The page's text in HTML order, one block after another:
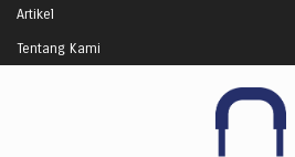
Artikel
Tentang Kami